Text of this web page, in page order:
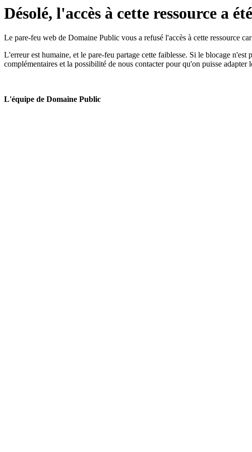
Désolé, l'accès à cette ressource a
Le pare-feu web de Domaine Public vous a refusé l'accès à cette ressource
L'erreur est humaine, et le pare-feu partage cette faiblesse. Si le blocage
complémentaires et la possibilité de nous contacter pour qu'on puisse adapter
L'équipe de Domaine Public